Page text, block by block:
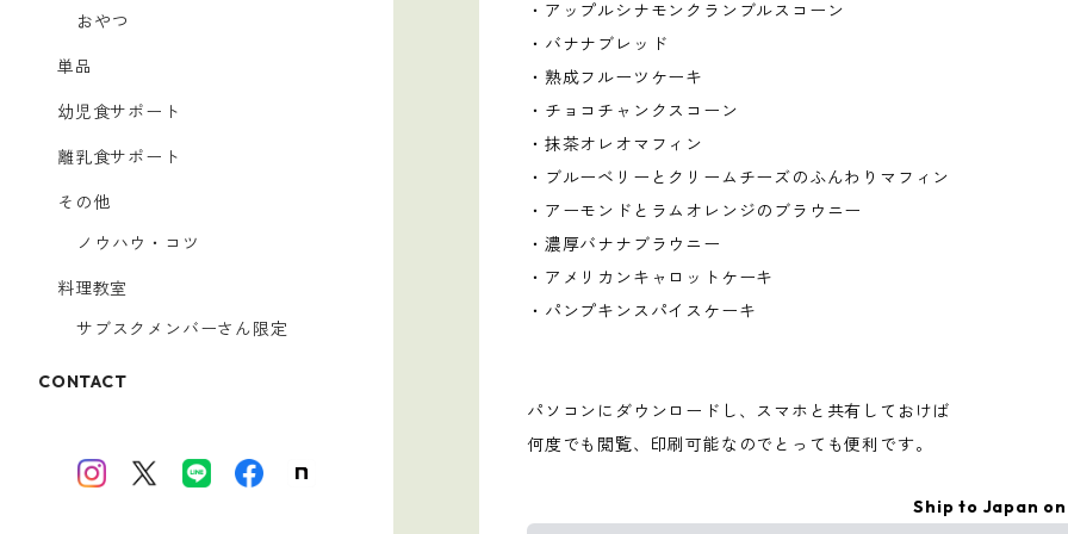
・アップルシナモンクランブルスコーン
・バナナブレッド
・熟成フルーツケーキ
・チョコチャンクスコーン
・抹茶オレオマフィン
・ブルーベリーとクリームチーズのふんわりマフィン
・アーモンドとラムオレンジのブラウニー
・濃厚バナナブラウニー
・アメリカンキャロットケーキ
・パンプキンスパイスケーキ
パソコンにダウンロードし、スマホと共有しておけば
何度でも閲覧、印刷可能なのでとっても便利です。
Ship to Japan
おやつ
単品
幼児食サポート
離乳食サポート
その他
ノウハウ・コツ
料理教室
サブスクメンバーさん限定
CONTACT